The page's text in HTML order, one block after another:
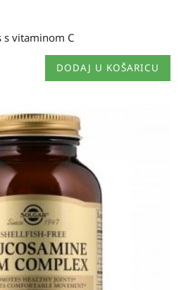
s vitaminom C
DODAJ U KOŠARICU